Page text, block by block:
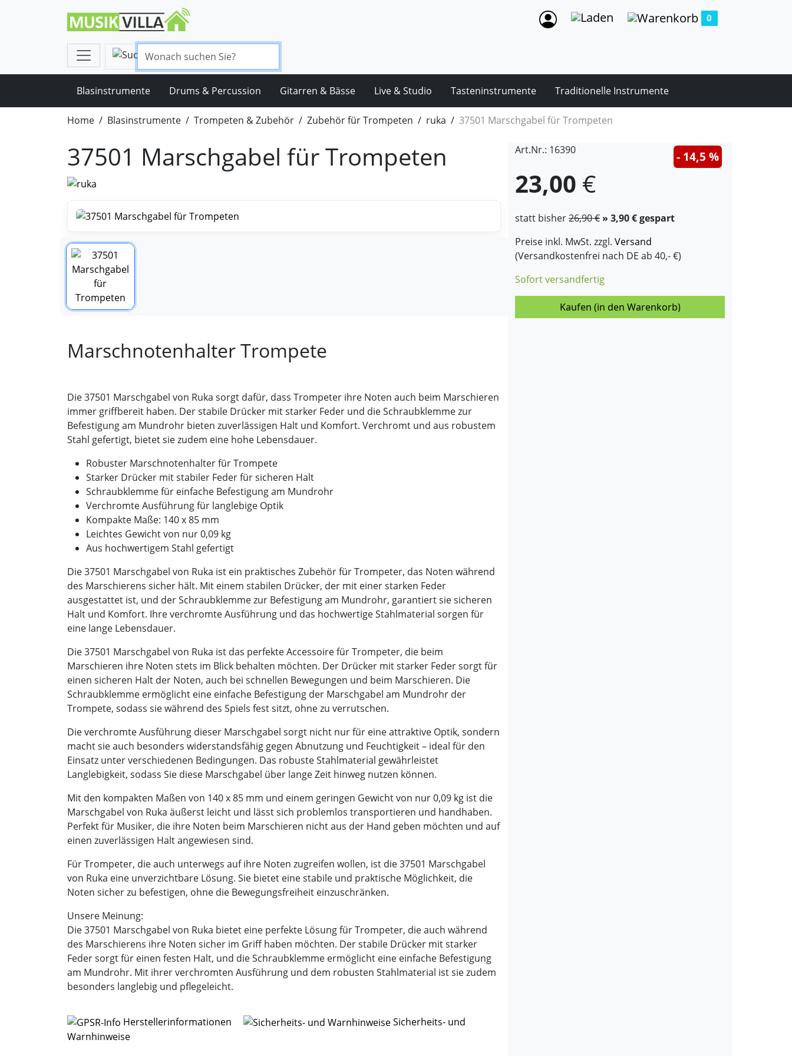
0
Blasinstrumente Drums & Percussion Gitarren & Bässe Live & Studio Tasteninstrumente Traditionelle Instrumente
Home Blasinstrumente Trompeten & Zubehör Zubehör für Trompeten ruka 37501 Marschgabel für Trompeten
37501 Marschgabel für Trompeten
Marschnotenhalter Trompete
Die 37501 Marschgabel von Ruka sorgt dafür, dass Trompeter ihre Noten auch beim Marschieren
immer griffbereit haben. Der stabile Drücker mit starker Feder und die Schraubklemme zur
Befestigung am Mundrohr bieten zuverlässigen Halt und Komfort. Verchromt und aus robustem
Stahl gefertigt, bietet sie zudem eine hohe Lebensdauer.
Robuster Marschnotenhalter für Trompete
Starker Drücker mit stabiler Feder für sicheren Halt
Schraubklemme für einfache Befestigung am Mundrohr
Verchromte Ausführung für langlebige Optik
Kompakte Maße: 140 x 85 mm
Leichtes Gewicht von nur 0,09 kg
Aus hochwertigem Stahl gefertigt
Die 37501 Marschgabel von Ruka ist ein praktisches Zubehör für Trompeter, das Noten während
des Marschierens sicher hält. Mit einem stabilen Drücker, der mit einer starken Feder
ausgestattet ist, und der Schraubklemme zur Befestigung am Mundrohr, garantiert sie sicheren
Halt und Komfort. Ihre verchromte Ausführung und das hochwertige Stahlmaterial sorgen für
eine lange Lebensdauer.
Die 37501 Marschgabel von Ruka ist das perfekte Accessoire für Trompeter, die beim
Marschieren ihre Noten stets im Blick behalten möchten. Der Drücker mit starker Feder sorgt für
einen sicheren Halt der Noten, auch bei schnellen Bewegungen und beim Marschieren. Die
Schraubklemme ermöglicht eine einfache Befestigung der Marschgabel am Mundrohr der
Trompete, sodass sie während des Spiels fest sitzt, ohne zu verrutschen.
Die verchromte Ausführung dieser Marschgabel sorgt nicht nur für eine attraktive Optik, sondern
macht sie auch besonders widerstandsfähig gegen Abnutzung und Feuchtigkeit – ideal für den
Einsatz unter verschiedenen Bedingungen. Das robuste Stahlmaterial gewährleistet
Langlebigkeit, sodass Sie diese Marschgabel über lange Zeit hinweg nutzen können.
Mit den kompakten Maßen von 140 x 85 mm und einem geringen Gewicht von nur 0,09 kg ist die
Marschgabel von Ruka äußerst leicht und lässt sich problemlos transportieren und handhaben.
Perfekt für Musiker, die ihre Noten beim Marschieren nicht aus der Hand geben möchten und auf
einen zuverlässigen Halt angewiesen sind.
Für Trompeter, die auch unterwegs auf ihre Noten zugreifen wollen, ist die 37501 Marschgabel
von Ruka eine unverzichtbare Lösung. Sie bietet eine stabile und praktische Möglichkeit, die
Noten sicher zu befestigen, ohne die Bewegungsfreiheit einzuschränken.
Unsere Meinung:
Die 37501 Marschgabel von Ruka bietet eine perfekte Lösung für Trompeter, die auch während
des Marschierens ihre Noten sicher im Griff haben möchten. Der stabile Drücker mit starker
Feder sorgt für einen festen Halt, und die Schraubklemme ermöglicht eine einfache Befestigung
am Mundrohr. Mit ihrer verchromten Ausführung und dem robusten Stahlmaterial ist sie zudem
besonders langlebig und pflegeleicht.
Herstellerinformationen
Sicherheits- und
Warnhinweise
Art.Nr.: 16390
23,00 €
statt bisher26,90 € » 3,90 € gespart
- 14,5 %
Preise inkl. MwSt. zzgl. Versand
(Versandkostenfrei nach DE ab 40,- €)
Sofort versandfertig
Kaufen (in den Warenkorb)